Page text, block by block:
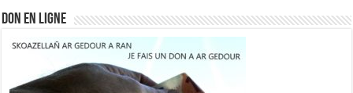
DON EN LIGNE